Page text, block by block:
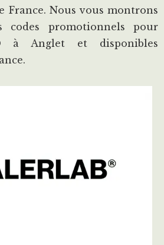
France. Nous vous montrons
codes promotionnels pour
à Anglet et disponibles